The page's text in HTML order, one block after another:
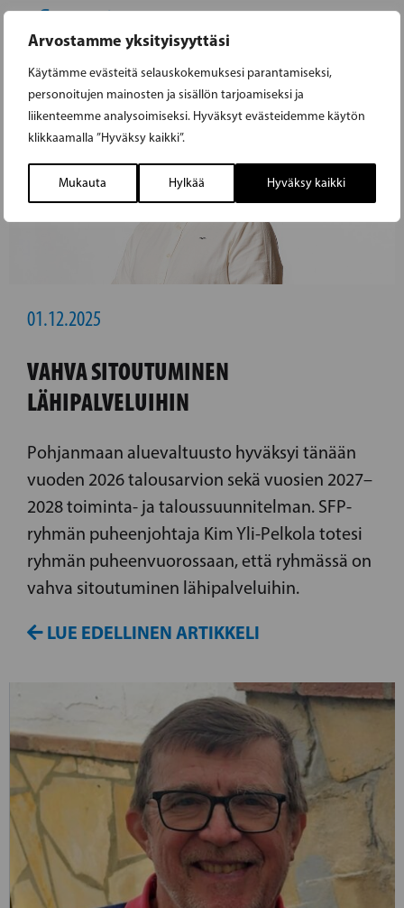
Arvostamme yksityisyyttäsi
Käytämme evästeitä selauskokemuksesi parantamiseksi,
personoitujen mainosten ja sisällön tarjoamiseksi ja
liikenteemme analysoimiseksi. Hyväksyt evästeidemme käytön
klikkaamalla ”Hyväksy kaikki”.
Mukauta Hylkää Hyväksy kaikki
01.12.2025
VAHVA SITOUTUMINEN
LÄHIPALVELUIHIN
Pohjanmaan aluevaltuusto hyväksyi tänään
vuoden 2026 talousarvion sekä vuosien 2027–
2028 toiminta- ja taloussuunnitelman. SFP-
ryhmän puheenjohtaja Kim Yli-Pelkola totesi
ryhmän puheenvuorossaan, että ryhmässä on
vahva sitoutuminen lähipalveluihin.
LUE EDELLINEN ARTIKKELI